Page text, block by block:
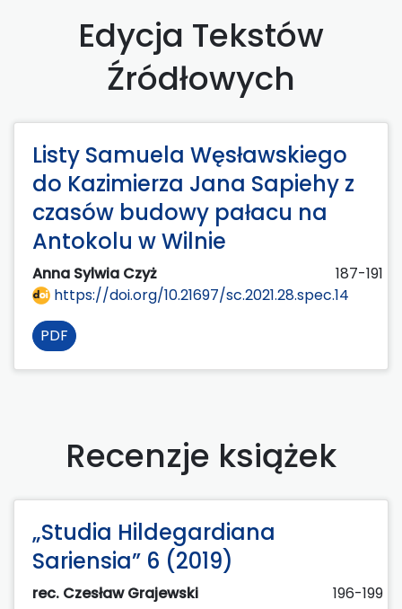
Edycja Tekstów
Źródłowych
Listy Samuela Węsławskiego
do Kazimierza Jana Sapiehy z
czasów budowy pałacu na
Antokolu w Wilnie
Anna Sylwia Czyż
187-191
https://doi.org/10.21697/sc.2021.28.spec.14
PDF
Recenzje książek
„Studia Hildegardiana
Sariensia” 6 (2019)
rec. Czesław Grajewski
196-199